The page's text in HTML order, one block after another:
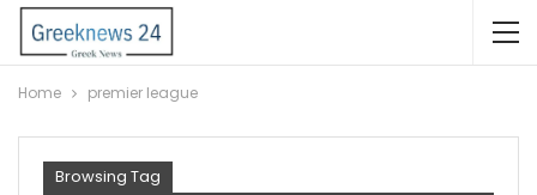
Home premier league
Browsing Tag